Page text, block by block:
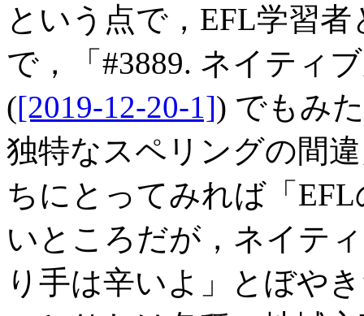
という点で，EFL学習
で，「#3889. ネイティ
([2019-12-20-1]) でもみ
独特なスペリングの間
ちにとってみれば「
いところだが，ネイテ
り手は辛いよ」とぼや